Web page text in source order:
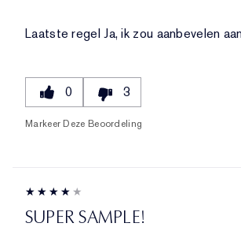
Laatste regelJa, ik zou aanbevelen
0 3
Markeer Deze Beoordeling
SUPER SAMPLE!